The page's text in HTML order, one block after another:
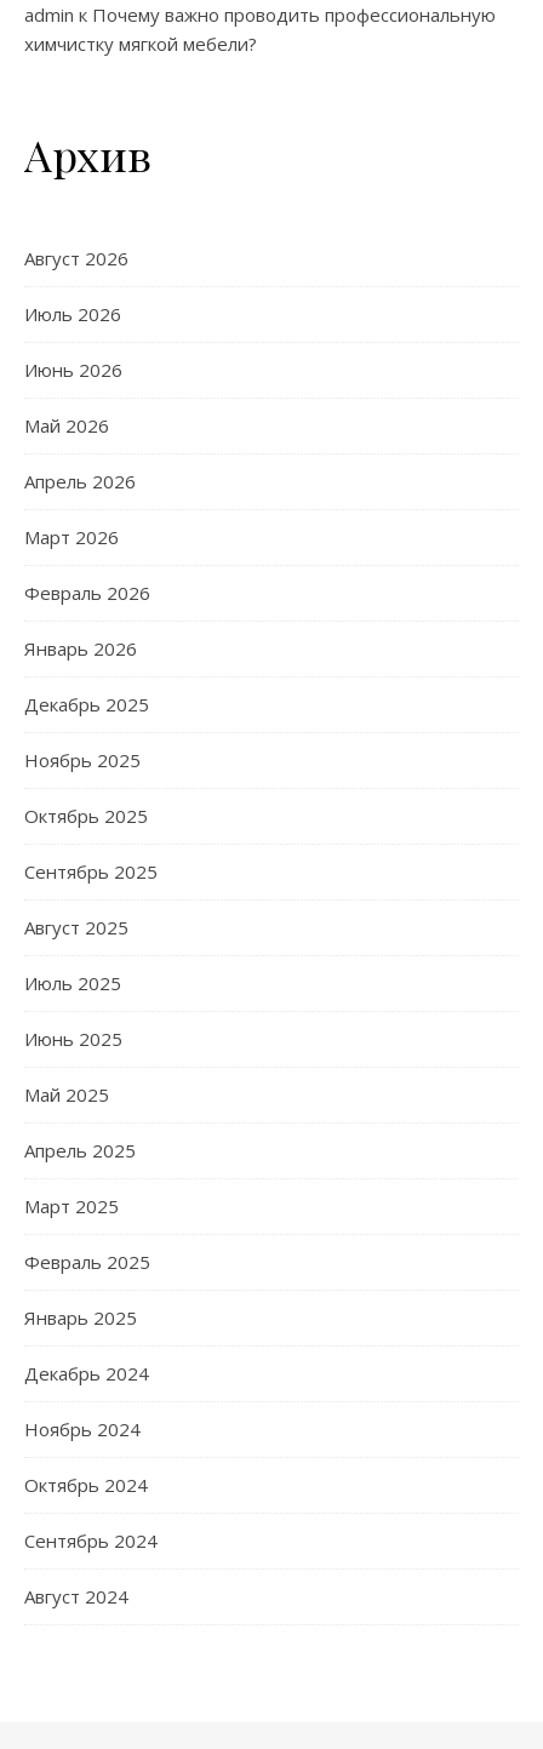
admin к Почему важно проводить профессиональную
химчистку мягкой мебели?
Архив
Август 2026
Июль 2026
Июнь 2026
Май 2026
Апрель 2026
Март 2026
Февраль 2026
Январь 2026
Декабрь 2025
Ноябрь 2025
Октябрь 2025
Сентябрь 2025
Август 2025
Июль 2025
Июнь 2025
Май 2025
Апрель 2025
Март 2025
Февраль 2025
Январь 2025
Декабрь 2024
Ноябрь 2024
Октябрь 2024
Сентябрь 2024
Август 2024